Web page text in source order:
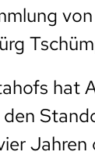
hat
Jahren